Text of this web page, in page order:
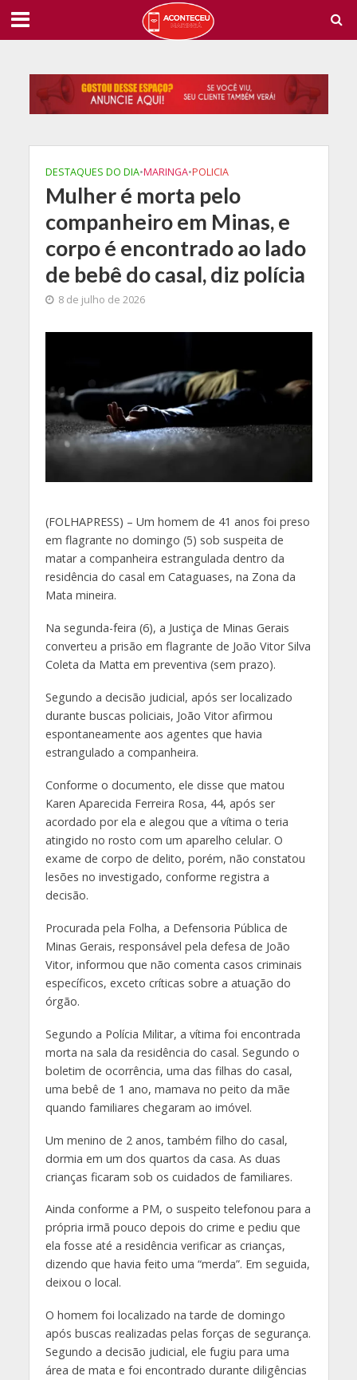
DESTAQUES DO DIA•MARINGA•POLICIA
Mulher é morta pelo
companheiro em Minas, e
corpo é encontrado ao lado
de bebê do casal, diz polícia
8 de julho de 2026
(FOLHAPRESS) – Um homem de 41 anos foi preso
em flagrante no domingo (5) sob suspeita de
matar a companheira estrangulada dentro da
residência do casal em Cataguases, na Zona da
Mata mineira.
Na segunda-feira (6), a Justiça de Minas Gerais
converteu a prisão em flagrante de João Vitor Silva
Coleta da Matta em preventiva (sem prazo).
Segundo a decisão judicial, após ser localizado
durante buscas policiais, João Vitor afirmou
espontaneamente aos agentes que havia
estrangulado a companheira.
Conforme o documento, ele disse que matou
Karen Aparecida Ferreira Rosa, 44, após ser
acordado por ela e alegou que a vítima o teria
atingido no rosto com um aparelho celular. O
exame de corpo de delito, porém, não constatou
lesões no investigado, conforme registra a
decisão.
Procurada pela Folha, a Defensoria Pública de
Minas Gerais, responsável pela defesa de João
Vitor, informou que não comenta casos criminais
específicos, exceto críticas sobre a atuação do
órgão.
Segundo a Polícia Militar, a vítima foi encontrada
morta na sala da residência do casal. Segundo o
boletim de ocorrência, uma das filhas do casal,
uma bebê de 1 ano, mamava no peito da mãe
quando familiares chegaram ao imóvel.
Um menino de 2 anos, também filho do casal,
dormia em um dos quartos da casa. As duas
crianças ficaram sob os cuidados de familiares.
Ainda conforme a PM, o suspeito telefonou para a
própria irmã pouco depois do crime e pediu que
ela fosse até a residência verificar as crianças,
dizendo que havia feito uma “merda”. Em seguida,
deixou o local.
O homem foi localizado na tarde de domingo
após buscas realizadas pelas forças de segurança.
Segundo a decisão judicial, ele fugiu para uma
área de mata e foi encontrado durante diligências